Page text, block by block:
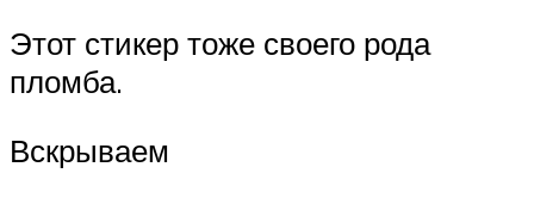
Этот стикер тоже своего рода
пломба.
Вскрываем